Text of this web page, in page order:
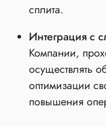
сплита.
Интеграция с
Компании,
осуществлять
оптимизации
повышения